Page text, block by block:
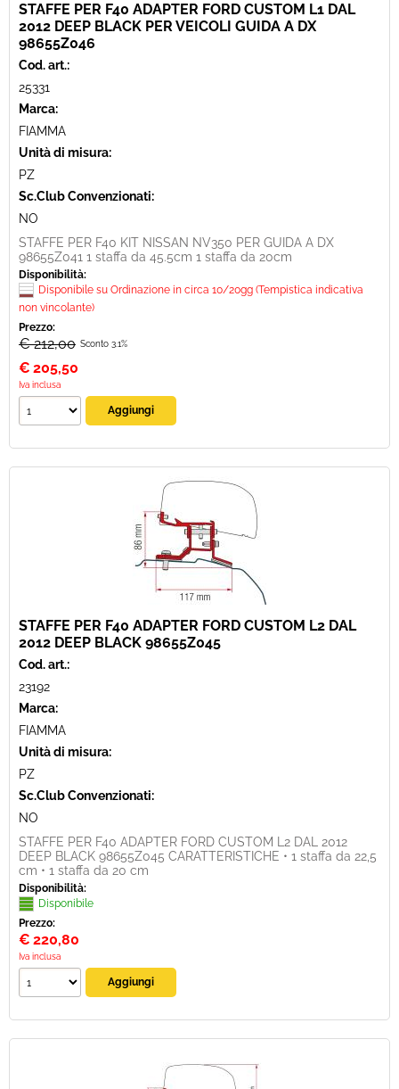
STAFFE PER F40 ADAPTER FORD CUSTOM L1 DAL
2012 DEEP BLACK PER VEICOLI GUIDA A DX
98655Z046
Cod. art.:
25331
Marca:
FIAMMA
Unità di misura:
PZ
Sc.Club Convenzionati:
NO
STAFFE PER F40 KIT NISSAN NV350 PER GUIDA A DX
98655Z041 1 staffa da 45.5cm 1 staffa da 20cm
Disponibilità:
Disponibile su Ordinazione in circa 10/20gg (Tempistica indicativa
non vincolante)
Prezzo:
€ 212,00 Sconto 3.1%
€ 205,50
Iva inclusa
STAFFE PER F40 ADAPTER FORD CUSTOM L2 DAL
2012 DEEP BLACK 98655Z045
Cod. art.:
23192
Marca:
FIAMMA
Unità di misura:
PZ
Sc.Club Convenzionati:
NO
STAFFE PER F40 ADAPTER FORD CUSTOM L2 DAL 2012
DEEP BLACK 98655Z045 CARATTERISTICHE • 1 staffa da 22,5
cm • 1 staffa da 20 cm
Disponibilità:
Disponibile
Prezzo:
€ 220,80
Iva inclusa